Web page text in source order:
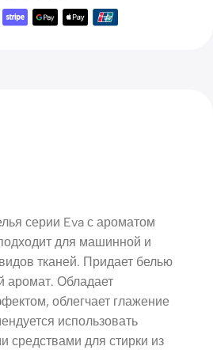
серии Eva с ароматом
для машинной и
тканей. Придает белью
аромат. Обладает
облегчает глажение
использовать
средствами для стирки из